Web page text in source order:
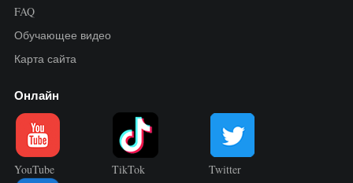
FAQ
Обучающее видео
Карта сайта
Онлайн
YouTube TikTok Twitter